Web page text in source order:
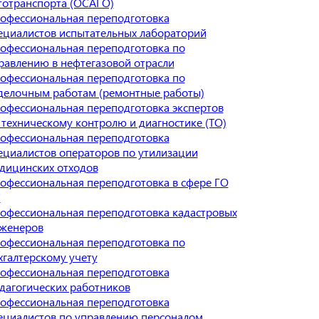
переподготовка
испытательных лабораторий
переподготовка по
в нефтегазовой отрасли
переподготовка по
работам (ремонтные работы)
переподготовка экспертов
контролю и диагностике (ТО)
переподготовка
операторов по утилизации
отходов
переподготовка в сфере ГО
переподготовка кадастровых
переподготовка по
учету
переподготовка
работников
переподготовка